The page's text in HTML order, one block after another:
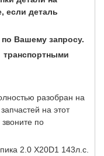
если деталь
Вашему запросу.
разобран на
на этот
по
2.0 X20D1 143л.с.